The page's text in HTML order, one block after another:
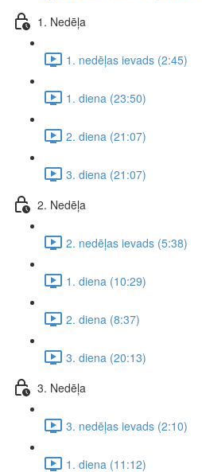
1. Nedēļa
1. nedēļas ievads (2:45)
1. diena (23:50)
2. diena (21:07)
3. diena (21:07)
2. Nedēļa
2. nedēļas ievads (5:38)
1. diena (10:29)
2. diena (8:37)
3. diena (20:13)
3. Nedēļa
3. nedēļas ievads (2:10)
1. diena (11:12)